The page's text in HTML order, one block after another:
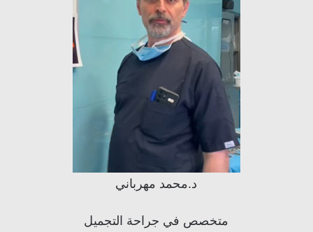
د.محمد مهرباني
متخصص في جراحة التجميل